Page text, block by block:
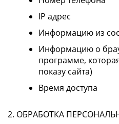
IP адрес
Информацию из
Информацию о
программе,
показу сайта)
Время доступа
2. ОБРАБОТКА